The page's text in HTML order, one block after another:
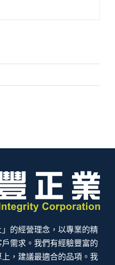
的經營理念，以專業的精
需求。我們有經驗豐富的
，建議最適合的品項。我